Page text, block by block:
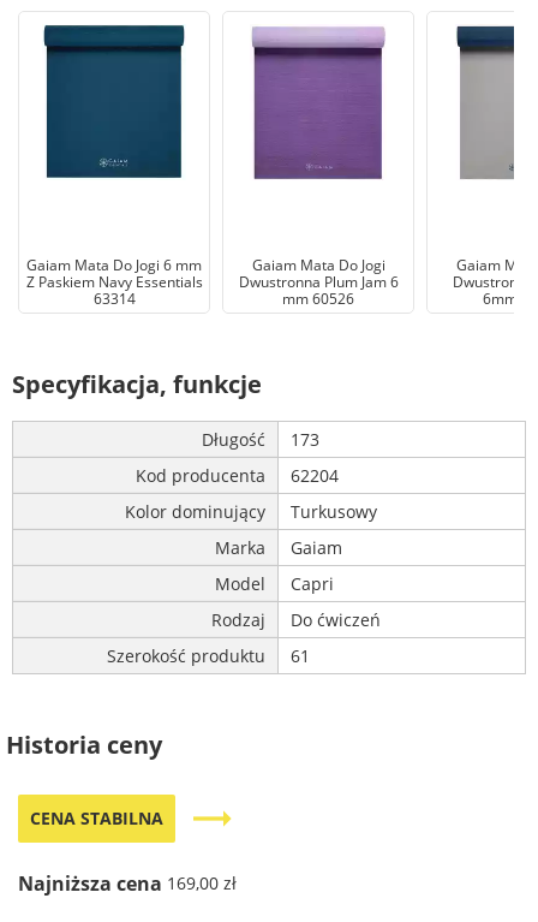
Gaiam Mata Do Jogi 6 mm
Z Paskiem Navy Essentials
63314
Gaiam Mata Do Jogi
Dwustronna Plum Jam 6
mm 60526
Gaiam
Dwustronna
6mm
Specyfikacja, funkcje
Długość
173
Kod producenta
62204
Kolor dominujący
Turkusowy
Marka
Gaiam
Model
Capri
Rodzaj
Do ćwiczeń
Szerokość produktu
61
Historia ceny
CENA STABILNA trending_flat
Najniższa cena 169,00 zł